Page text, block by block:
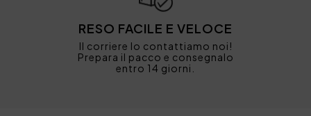
RESO FACILE E VELOCE
Il corriere lo contattiamo noi!
Prepara il pacco e consegnalo
entro 14 giorni.